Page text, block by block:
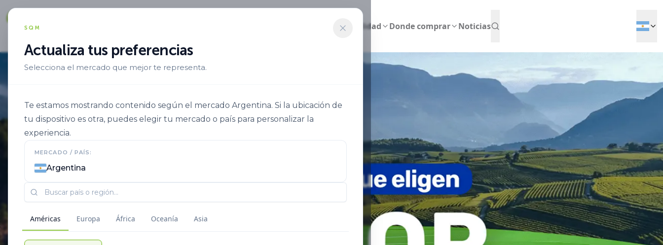
SQM
Actualiza tus preferencias
Selecciona el mercado que mejor te representa.
Te estamos mostrando contenido según el mercado Argentina. Si la ubicación de
tu dispositivo es otra, puedes elegir tu mercado o país para personalizar la
experiencia.
MERCADO / PAÍS:
Argentina
Américas Europa África Oceanía Asia
Sostenibilidad Donde comprar Noticias